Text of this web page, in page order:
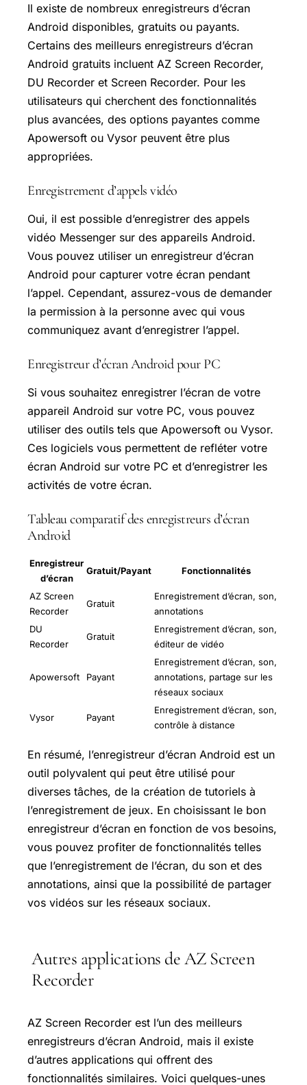
Il existe de nombreux enregistreurs d’écran
Android disponibles, gratuits ou payants.
Certains des meilleurs enregistreurs d’écran
Android gratuits incluent AZ Screen Recorder,
DU Recorder et Screen Recorder. Pour les
utilisateurs qui cherchent des fonctionnalités
plus avancées, des options payantes comme
Apowersoft ou Vysor peuvent être plus
appropriées.
Enregistrement d’appels vidéo
Oui, il est possible d’enregistrer des appels
vidéo Messenger sur des appareils Android.
Vous pouvez utiliser un enregistreur d’écran
Android pour capturer votre écran pendant
l’appel. Cependant, assurez-vous de demander
la permission à la personne avec qui vous
communiquez avant d’enregistrer l’appel.
Enregistreur d’écran Android pour PC
Si vous souhaitez enregistrer l’écran de votre
appareil Android sur votre PC, vous pouvez
utiliser des outils tels que Apowersoft ou Vysor.
Ces logiciels vous permettent de refléter votre
écran Android sur votre PC et d’enregistrer les
activités de votre écran.
Tableau comparatif des enregistreurs d’écran
Android
Enregistreur
d’écran
Gratuit/Payant Fonctionnalités
AZ Screen
Recorder
Gratuit
Enregistrement d’écran, son,
annotations
DU
Recorder
Gratuit
Enregistrement d’écran, son,
éditeur de vidéo
Apowersoft Payant
Enregistrement d’écran, son,
annotations, partage sur les
réseaux sociaux
Vysor Payant
Enregistrement d’écran, son,
contrôle à distance
En résumé, l’enregistreur d’écran Android est un
outil polyvalent qui peut être utilisé pour
diverses tâches, de la création de tutoriels à
l’enregistrement de jeux. En choisissant le bon
enregistreur d’écran en fonction de vos besoins,
vous pouvez profiter de fonctionnalités telles
que l’enregistrement de l’écran, du son et des
annotations, ainsi que la possibilité de partager
vos vidéos sur les réseaux sociaux.
Autres applications de AZ Screen
Recorder
AZ Screen Recorder est l’un des meilleurs
enregistreurs d’écran Android, mais il existe
d’autres applications qui offrent des
fonctionnalités similaires. Voici quelques-unes